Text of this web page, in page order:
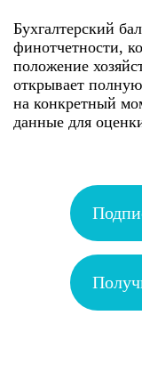
Бухгалтерский
финотчетности,
положение
открывает
на конкретный
данные для